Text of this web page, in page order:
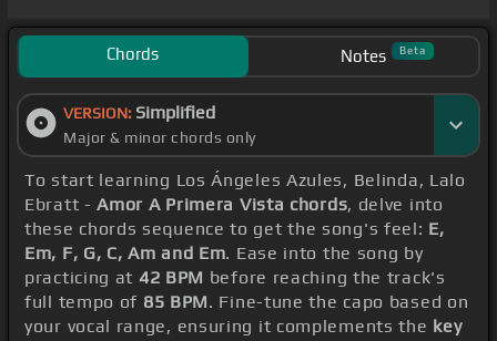
Chords Notes Beta
VERSION: Simplified
Major & minor chords only
To start learning Los Ángeles Azules, Belinda, Lalo
Ebratt -Amor A Primera Vista chords, delve into
these chords sequence to get the song's feel: E,
Em, F, G, C, Am and Em. Ease into the song by
practicing at 42 BPM before reaching the track's
full tempo of 85 BPM. Fine-tune the capo based on
your vocal range, ensuring it complements the key